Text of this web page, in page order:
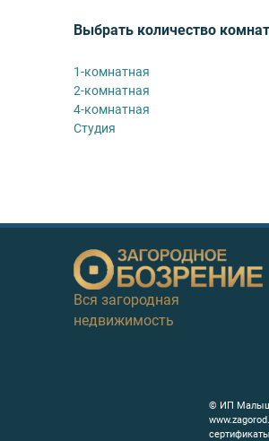
Выбрать количество
1-комнатная
2-комнатная
4-комнатная
Студия
Вся загородная
недвижимость
© ИП